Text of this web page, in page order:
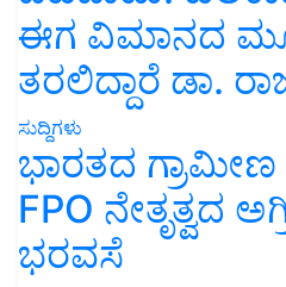
ಈಗ ವಿಮಾನದ
ತರಲಿದ್ದಾರೆ ಡಾ.
ಸುದ್ದಿಗಳು
ಭಾರತದ
FPO ನೇತೃತ್ವದ
ಭರವಸೆ